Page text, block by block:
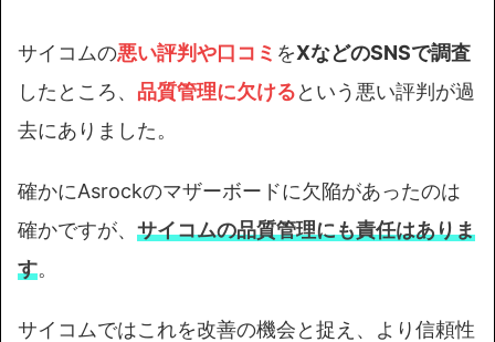
サイコムの悪い評判や口コミ をXなどのSNSで調査
したところ、 品質管理に欠けるという悪い評判が過
去にありました。
確かにAsrockのマザーボードに欠陥があったのは
確かですが、 サイコムの品質管理にも責任はありま
す。
サイコムではこれを改善の機会と捉え、より信頼性